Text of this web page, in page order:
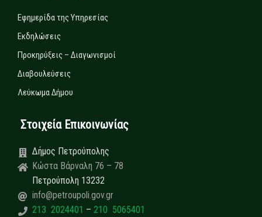
Εφημερίδα της Υπηρεσίας
Εκδηλώσεις
Προκηρύξεις – Διαγωνισμοί
Διαβουλεύσεις
Λεύκωμα Δήμου
Στοιχεία Επικοινωνίας
Δήμος Πετρούπολης
Κώστα Βάρναλη 76 – 78
Πετρούπολη 13232
info@petroupoli.gov.gr
213 2024401 – 210 5065401